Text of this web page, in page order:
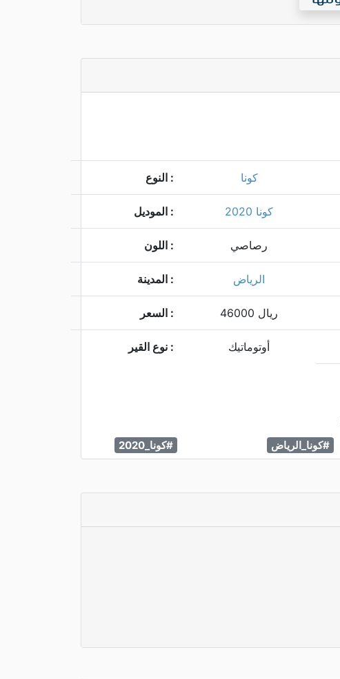
النوع : كونا
الموديل : كونا 2020
اللون : رصاصي
المدينة : الرياض
السعر : 46000 ريال
نوع القير : أوتوماتيك
#كونا_الرياض #كونا_2020